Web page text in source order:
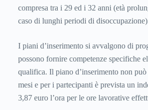
compresa tra i 29 ed i 32 anni (età
caso di lunghi periodi di
I piani d’inserimento si avvalgono di
possono fornire competenze specifiche
qualifica. Il piano d’inserimento non
mesi e per i partecipanti è prevista un
3,87 euro l’ora per le ore lavorative